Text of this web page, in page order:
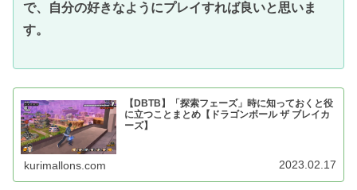
で、自分の好きなようにプレイすれば良いと思いま
す。
【DBTB】「探索フェーズ」時に知っておくと役
に立つことまとめ【ドラゴンボール ザ ブレイカ
ーズ】
kurimallons.com 2023.02.17